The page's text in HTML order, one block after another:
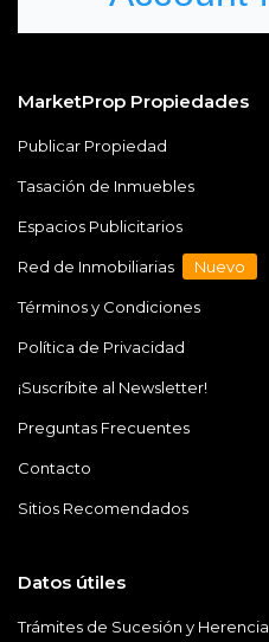
MarketProp Propiedades
Publicar Propiedad
Tasación de Inmuebles
Espacios Publicitarios
Red de Inmobiliarias Nuevo
Términos y Condiciones
Política de Privacidad
¡Suscríbite al Newsletter!
Preguntas Frecuentes
Contacto
Sitios Recomendados
Datos útiles
Trámites de Sucesión y Herencia